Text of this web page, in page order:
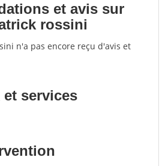
et avis sur
rossini
n'a pas encore reçu d'avis et
et services